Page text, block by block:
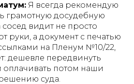
Я всегда рекомендую
грамотную досудебную
видит не просто
руки, а документ с печатью
на Пленум №10/22,
дешевле передвинуть
оплачивать потом наши
суда.